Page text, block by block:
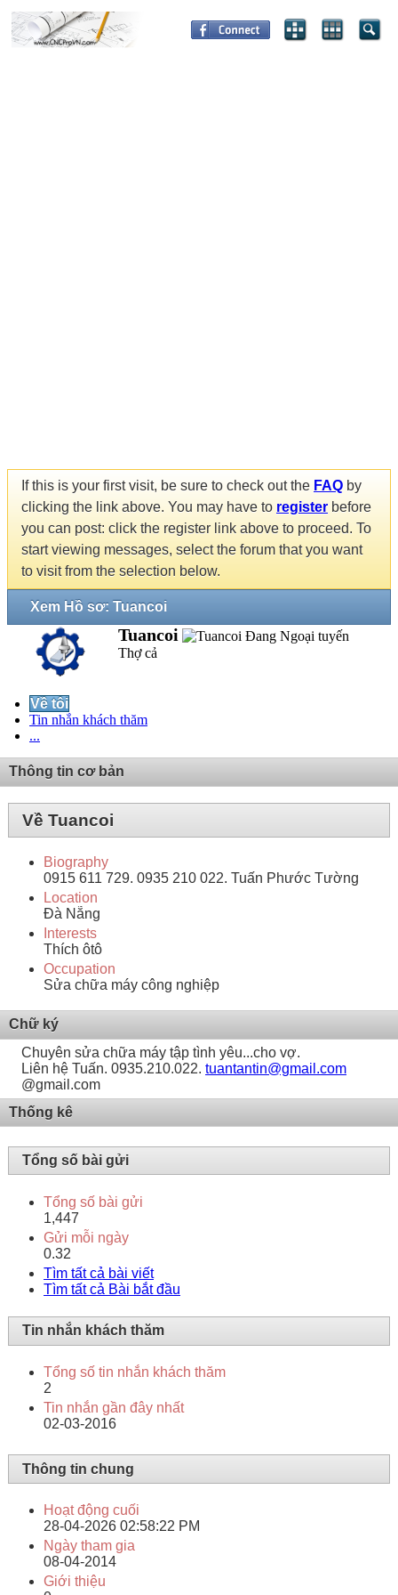
If this is your first visit, be sure to check out the FAQ by
clicking the link above. You may have to register before
you can post: click the register link above to proceed. To
start viewing messages, select the forum that you want
to visit from the selection below.
Xem Hồ sơ: Tuancoi
Tuancoi
Thợ cả
Về tôi
Tin nhắn khách thăm
...
Thông tin cơ bản
Về Tuancoi
Biography
0915 611 729. 0935 210 022. Tuấn Phước Tường
Location
Đà Nẵng
Interests
Thích ôtô
Occupation
Sửa chữa máy công nghiệp
Chữ ký
Chuyên sửa chữa máy tập tình yêu...cho vợ.
Liên hệ Tuấn. 0935.210.022. tuantantin@gmail.com
@gmail.com
Thống kê
Tổng số bài gửi
Tổng số bài gửi
1,447
Gửi mỗi ngày
0.32
Tìm tất cả bài viết
Tìm tất cả Bài bắt đầu
Tin nhắn khách thăm
Tổng số tin nhắn khách thăm
2
Tin nhắn gần đây nhất
02-03-2016
Thông tin chung
Hoạt động cuối
28-04-2026 02:58:22 PM
Ngày tham gia
08-04-2014
Giới thiệu